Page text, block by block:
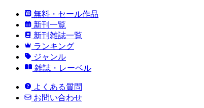
無料・セール作品
新刊一覧
新刊雑誌一覧
ランキング
ジャンル
雑誌・レーベル
よくある質問
お問い合わせ